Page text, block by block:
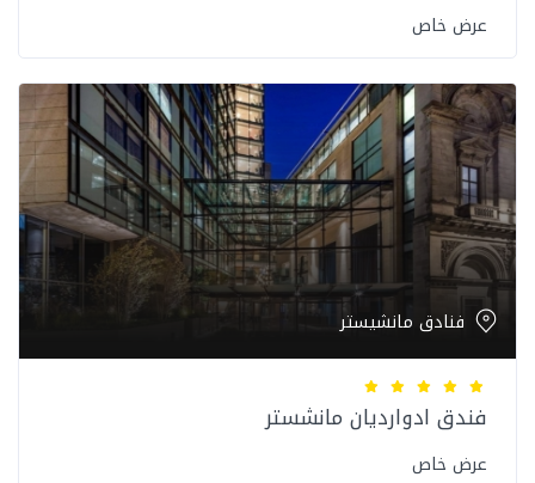
عرض خاص
فنادق مانشيستر
فندق ادوارديان مانشستر
عرض خاص